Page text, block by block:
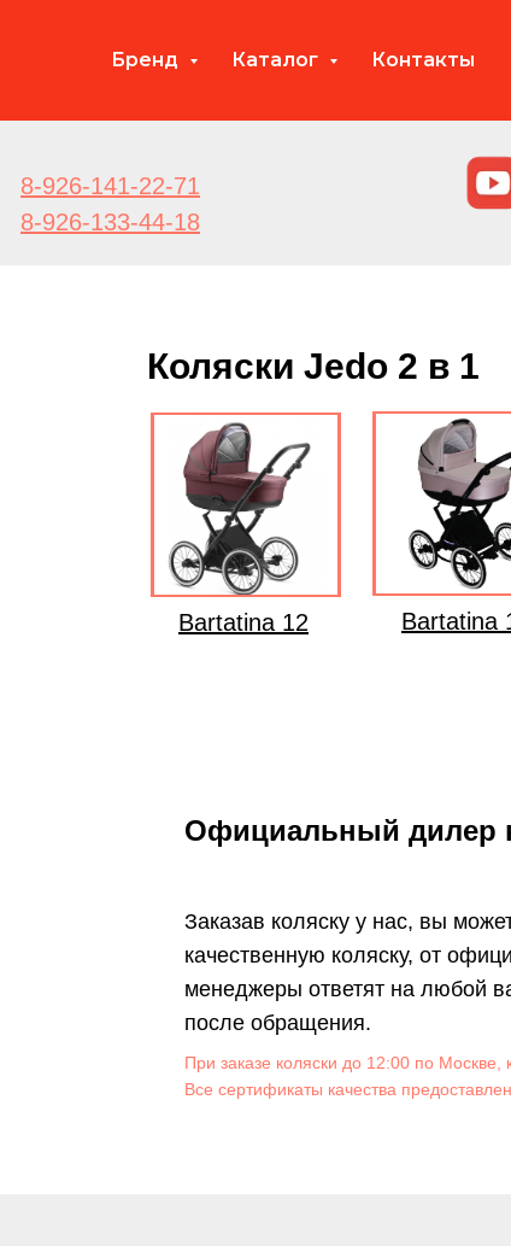
Бренд Каталог Контакты
8-926-141-22-71
8-926-133-44-18
Bartatina 12
Коляски Jedo 2 в 1
Bartatina
Официальный дилер
Заказав коляску у нас, вы
качественную коляску, от
менеджеры ответят на любой
после обращения.
При заказе коляски до 12:00 по Москве,
Все сертификаты качества